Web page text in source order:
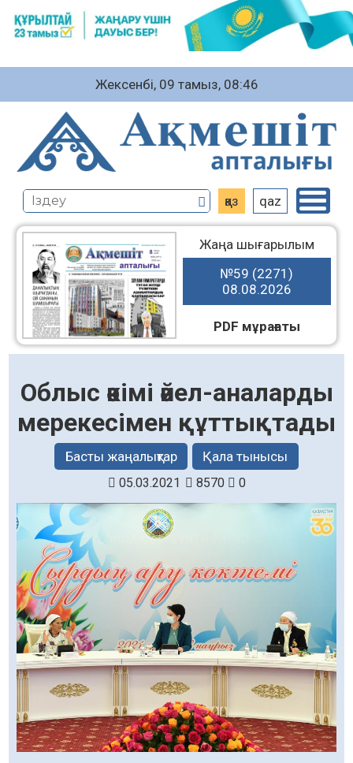
Жексенбі, 09 тамыз, 08:46
қаз qaz
Жаңа шығарылым
№59 (2271)
08.08.2026
PDF мұрағаты
Облыс әкімі әйел-аналарды
мерекесімен құттықтады
Басты жаңалықтар Қала тынысы
05.03.2021 8570 0